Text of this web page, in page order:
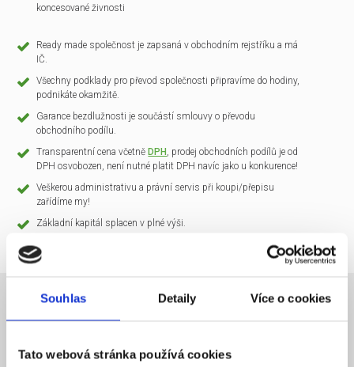
Souhlas Detaily Více o cookies
Tato webová stránka používá cookies
koncesované živnosti
Ready made společnost je zapsaná v obchodním rejstříku a má
IČ.
Všechny podklady pro převod společnosti připravíme do hodiny,
podnikáte okamžitě.
Garance bezdlužnosti je součástí smlouvy o převodu
obchodního podílu.
Transparentní cena včetně DPH , prodej obchodních podílů je od
DPH osvobozen, není nutné platit DPH navíc jako u konkurence!
Veškerou administrativu a právní servis při koupi/přepisu
zařídíme my!
Základní kapitál splacen v plné výši.
NÁZEV SPOLEČNOSTI